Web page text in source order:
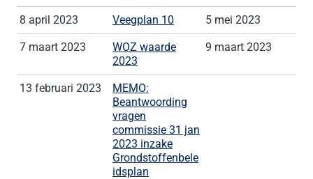
8 april 2023 Veegplan 10 5 mei 2023
7 maart 2023
WOZ waarde
2023
9 maart 2023
13 februari 2023
MEMO:
Beantwoording
vragen
commissie 31 jan
2023 inzake
Grondstoffenbele
idsplan